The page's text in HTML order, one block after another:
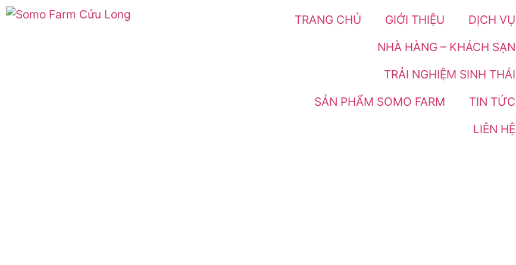
TRANG CHỦ GIỚI THIỆU
DỊCH VỤ
NHÀ HÀNG – KHÁCH SẠN
TRẢI NGHIỆM SINH THÁI
SẢN PHẨM SOMO FARM
TIN TỨC
LIÊN HỆ